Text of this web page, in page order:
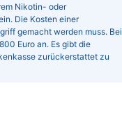
Nikotin- oder
Die Kosten einer
gemacht werden muss. Bei
Euro an. Es gibt die
zurückerstattet zu